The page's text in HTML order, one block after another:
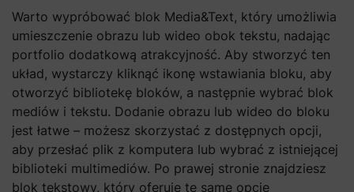
Warto wypróbować blok Media&Text, który umożliwia
umieszczenie obrazu lub wideo obok tekstu, nadając
portfolio dodatkową atrakcyjność. Aby stworzyć ten
układ, wystarczy kliknąć ikonę wstawiania bloku, aby
otworzyć bibliotekę bloków, a następnie wybrać blok
mediów i tekstu. Dodanie obrazu lub wideo do bloku
jest łatwe – możesz skorzystać z dostępnych opcji,
aby przesłać plik z komputera lub wybrać z istniejącej
biblioteki multimediów. Po prawej stronie znajdziesz
blok tekstowy, który oferuje te same opcje